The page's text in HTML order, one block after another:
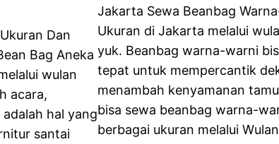
Dan
Bag Aneka
wulan
acara,
hal yang
santai
Jakarta Sewa Beanbag
Ukuran di Jakarta melalui
yuk. Beanbag warna-warni
tepat untuk mempercantik
menambah kenyamanan
bisa sewa beanbag warna-
berbagai ukuran melalui